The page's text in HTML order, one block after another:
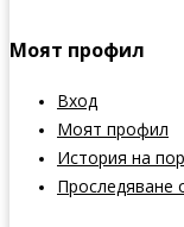
Моят профил
Вход
Моят профил
История на
Проследяване